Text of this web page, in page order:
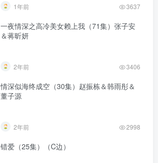
1年前 3637
一夜情深之高冷美女赖上我（71集）张子安
＆蒋昕妍
2年前 3406
情深似海终成空（30集）赵振栋＆韩雨彤＆
董子源
2年前 2998
错爱（25集）（C边）